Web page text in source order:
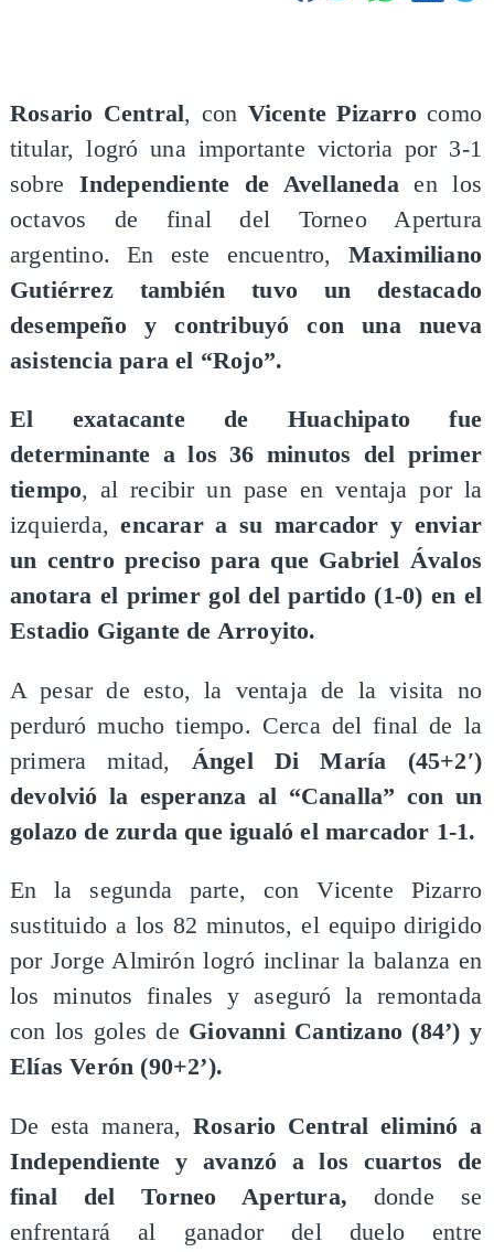
Rosario Central, con Vicente Pizarrocomo
titular, logró una importante victoria por 3-1
sobre Independiente de Avellanedaen los
octavos de final del Torneo Apertura
argentino. En este encuentro, Maximiliano
Gutiérrez también tuvo un destacado
desempeño y contribuyó con una nueva
asistencia para el “Rojo”.
El exatacante de Huachipato fue
determinante a los 36 minutos del primer
tiempo, al recibir un pase en ventaja por la
izquierda,encarar a su marcador y enviar
un centro preciso para que Gabriel Ávalos
anotara el primer gol del partido (1-0) en el
Estadio Gigante de Arroyito.
A pesar de esto, la ventaja de la visita no
perduró mucho tiempo. Cerca del final de la
primera mitad, Ángel Di María (45+2′)
devolvió la esperanza al “Canalla” con un
golazo de zurda que igualó el marcador 1-1.
En la segunda parte, con Vicente Pizarro
sustituido a los 82 minutos, el equipo dirigido
por Jorge Almirón logró inclinar la balanza en
los minutos finales y aseguró la remontada
con los goles de Giovanni Cantizano (84’) y
Elías Verón (90+2’).
De esta manera,Rosario Central eliminó a
Independiente y avanzó a los cuartos de
final del Torneo Apertura, donde se
enfrentará al ganador del duelo entre